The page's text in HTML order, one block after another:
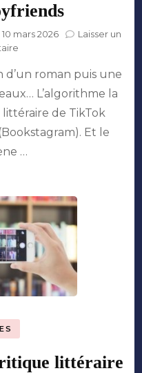
10 mars 2026
Laisser un
papier
aux
réseaux
:
la
des
d’un roman puis une
L’algorithme la
de TikTok
Et le
…
littéraire